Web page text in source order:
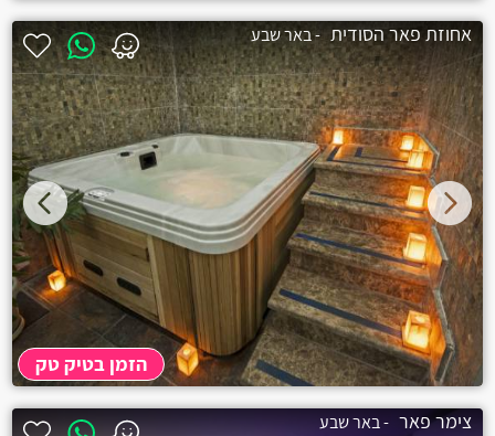
אחוזת פאר הסודית - באר שבע
הזמן בטיק טק
צימר פאר - באר שבע